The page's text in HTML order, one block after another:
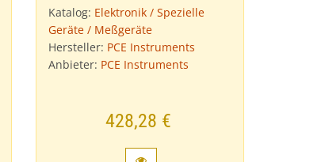
Katalog: Elektronik / Spezielle
Geräte / Meßgeräte
Hersteller: PCE Instruments
Anbieter: PCE Instruments
428,28 €